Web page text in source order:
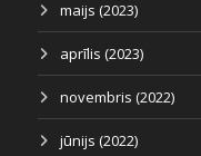
maijs (2023)
aprīlis (2023)
novembris (2022)
jūnijs (2022)